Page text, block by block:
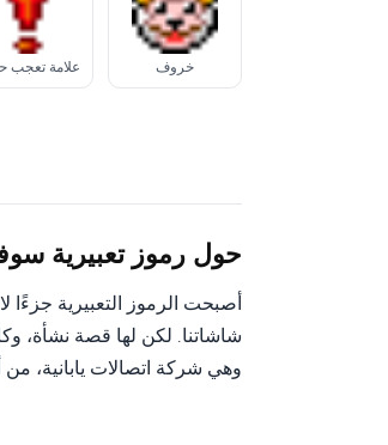
خروف
حول رموز تعبيرية
أصبحت الرموز التعبيرية
شاشاتنا. لكن لها قصة نشأة،
وهي شركة اتصالات يابانية،